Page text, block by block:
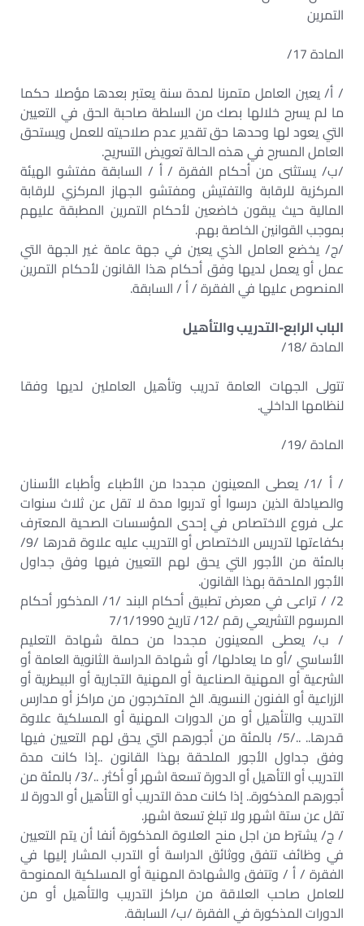
التمرين
المادة 17/
/ أ/ يعين العامل متمرنا لمدة سنة يعتبر بعدها مؤصلا حكما
ما لم يسرح خلالها بصك من السلطة صاحبة الحق في التعيين
التي يعود لها وحدها حق تقدير عدم صلاحيته للعمل ويستحق
العامل المسرح في هذه الحالة تعويض التسريح.
/ب/ يستثنى من أحكام الفقرة / أ / السابقة مفتشو الهيئة
المركزية للرقابة والتفتيش ومفتشو الجهاز المركزي للرقابة
المالية حيث يبقون خاضعين لأحكام التمرين المطبقة عليهم
بموجب القوانين الخاصة بهم.
/ج/ يخضع العامل الذي يعين في جهة عامة غير الجهة التي
عمل أو يعمل لديها وفق أحكام هذا القانون لأحكام التمرين
المنصوص عليها في الفقرة / أ / السابقة.
الباب الرابع-التدريبوالتأهيل
المادة /18/
تتولى الجهات العامة تدريب وتأهيل العاملين لديها وفقا
لنظامها الداخلي.
المادة /19/
/ أ /1/ يعطى المعينون مجددا من الأطباء وأطباء الأسنان
والصيادلة الذين درسوا أو تدربوا مدة لا تقل عن ثلاث سنوات
على فروع الاختصاص في إحدى المؤسسات الصحية المعترف
بكفاءتها لتدريس الاختصاص أو التدريب عليه علاوة قدرها /9/
بالمئة من الأجور التي يحق لهم التعيين فيها وفق جداول
الأجور الملحقة بهذا القانون.
2/ / تراعى في معرض تطبيق أحكام البند /1/ المذكور أحكام
المرسوم التشريعي رقم /12/ تاريخ 7/1/1990
/ ب/ يعطى المعينون مجددا من حملة شهادة التعليم
الأساسي /أو ما يعادلها/ أو شهادة الدراسة الثانوية العامة أو
الشرعية أو المهنية الصناعية أو المهنية التجارية أو البيطرية أو
الزراعية أو الفنون النسوية. الخ المتخرجون من مراكز أو مدارس
التدريب والتأهيل أو من الدورات المهنية أو المسلكية علاوة
قدرها.. ../5/ بالمئة من أجورهم التي يحق لهم التعيين فيها
وفق جداول الأجور الملحقة بهذا القانون ..إذا كانت مدة
التدريب أو التأهيل أو الدورة تسعة اشهر أو أكثر. ../3/ بالمئة من
أجورهم المذكورة.. إذا كانت مدة التدريب أو التأهيل أو الدورة لا
تقل عن ستة اشهر ولا تبلغ تسعة اشهر.
/ ج/ يشترط من اجل منح العلاوة المذكورة أنفا أن يتم التعيين
في وظائف تتفق ووثائق الدراسة أو التدرب المشار إليها في
الفقرة / أ / وتتفق والشهادة المهنية أو المسلكية الممنوحة
للعامل صاحب العلاقة من مراكز التدريب والتأهيل أو من
الدورات المذكورة في الفقرة /ب/ السابقة.